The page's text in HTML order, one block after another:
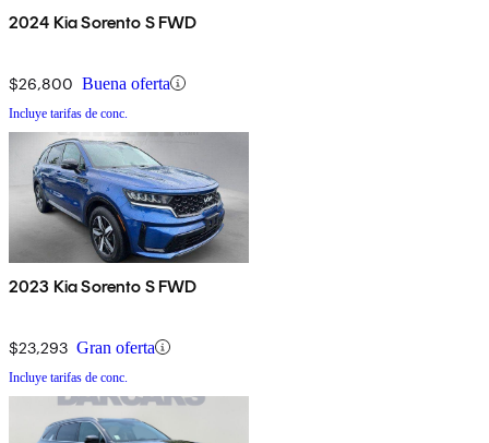
2024 Kia Sorento S FWD
$26,800 Buena oferta
Incluye tarifas de conc.
2023 Kia Sorento S FWD
$23,293 Gran oferta
Incluye tarifas de conc.